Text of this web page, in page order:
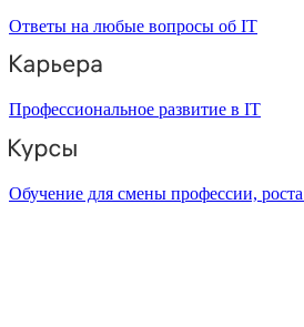
Ответы на любые вопросы об IT
Профессиональное развитие в IT
Обучение для смены профессии,